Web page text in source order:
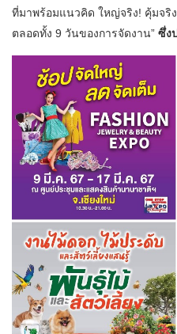
ที่มาพร้อมแนวคิด ใหญ่จริง! คุ้มจริ
ตลอดทั้ง 9 วันของการจัดงาน” ซึ่ง